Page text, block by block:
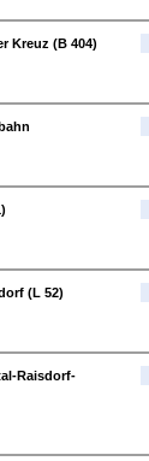
Kreuz (B 404)
(L 52)
Raisdorf-